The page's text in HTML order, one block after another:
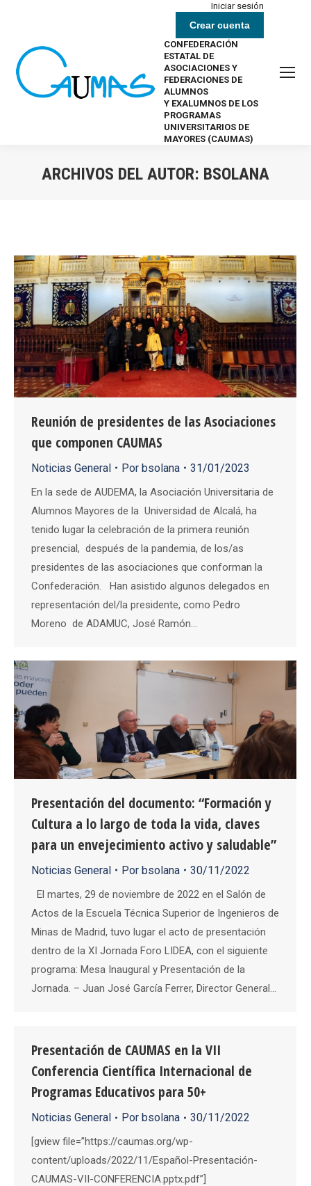
Iniciar sesión
Crear cuenta
CONFEDERACIÓN
ESTATAL DE
ASOCIACIONES Y
FEDERACIONES DE
ALUMNOS
Y EXALUMNOS DE LOS
PROGRAMAS
UNIVERSITARIOS DE
MAYORES (CAUMAS)
ARCHIVOS DEL AUTOR: BSOLANA
Reunión de presidentes de las Asociaciones
que componen CAUMAS
Noticias General Por bsolana 31/01/2023
En la sede de AUDEMA, la Asociación Universitaria de
Alumnos Mayores de la Universidad de Alcalá, ha
tenido lugar la celebración de la primera reunión
presencial, después de la pandemia, de los/as
presidentes de las asociaciones que conforman la
Confederación. Han asistido algunos delegados en
representación del/la presidente, como Pedro
Moreno de ADAMUC, José Ramón…
Presentación del documento: “Formación y
Cultura a lo largo de toda la vida, claves
para un envejecimiento activo y saludable”
Noticias General Por bsolana 30/11/2022
El martes, 29 de noviembre de 2022 en el Salón de
Actos de la Escuela Técnica Superior de Ingenieros de
Minas de Madrid, tuvo lugar el acto de presentación
dentro de la XI Jornada Foro LIDEA, con el siguiente
programa: Mesa Inaugural y Presentación de la
Jornada. – Juan José García Ferrer, Director General…
Presentación de CAUMAS en la VII
Conferencia Científica Internacional de
Programas Educativos para 50+
Noticias General Por bsolana 30/11/2022
[gview file=”https://caumas.org/wp-
content/uploads/2022/11/Español-Presentación-
CAUMAS-VII-CONFERENCIA.pptx.pdf”]